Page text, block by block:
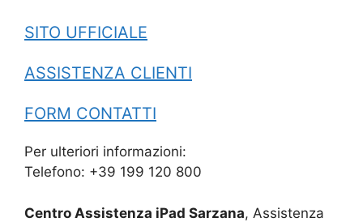
SITO UFFICIALE
ASSISTENZA CLIENTI
FORM CONTATTI
Per ulteriori informazioni:
Telefono: +39 199 120 800
Centro Assistenza iPad Sarzana, Assistenza